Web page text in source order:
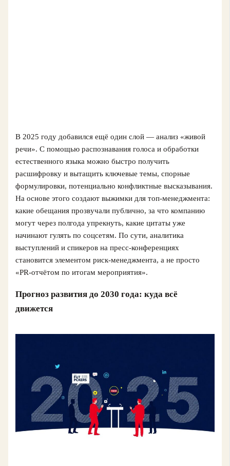
В 2025 году добавился ещё один слой — анализ «живой
речи». С помощью распознавания голоса и обработки
естественного языка можно быстро получить
расшифровку и вытащить ключевые темы, спорные
формулировки, потенциально конфликтные высказывания.
На основе этого создают выжимки для топ-менеджмента:
какие обещания прозвучали публично, за что компанию
могут через полгода упрекнуть, какие цитаты уже
начинают гулять по соцсетям. По сути, аналитика
выступлений и спикеров на пресс-конференциях
становится элементом риск-менеджмента, а не просто
«PR-отчётом по итогам мероприятия».
Прогноз развития до 2030 года: куда всё
движется